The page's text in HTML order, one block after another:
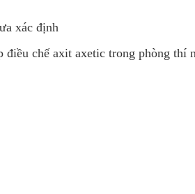
xác định
điều chế axit axetic trong phòng thí